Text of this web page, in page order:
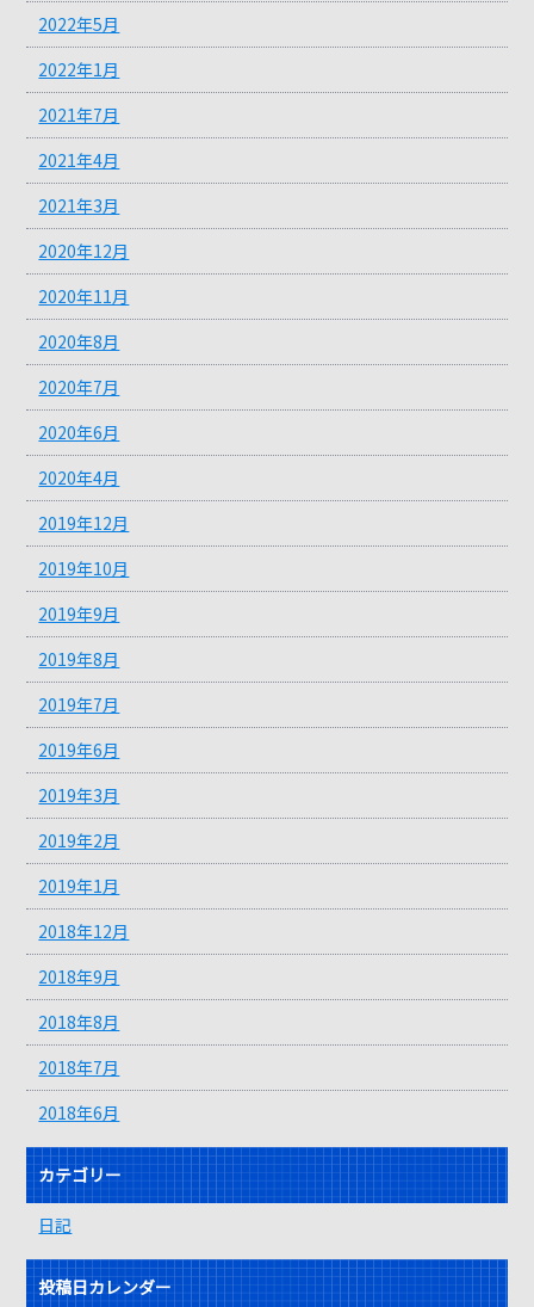
2022年5月
2022年1月
2021年7月
2021年4月
2021年3月
2020年12月
2020年11月
2020年8月
2020年7月
2020年6月
2020年4月
2019年12月
2019年10月
2019年9月
2019年8月
2019年7月
2019年6月
2019年3月
2019年2月
2019年1月
2018年12月
2018年9月
2018年8月
2018年7月
2018年6月
カテゴリー
日記
投稿日カレンダー